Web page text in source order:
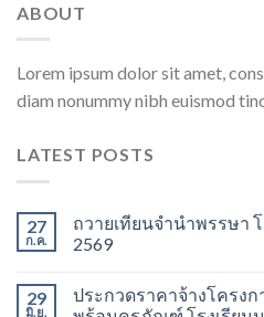
ABOUT
Lorem ipsum dolor sit amet,
diam nonummy nibh euismod
LATEST POSTS
27
ก.ค.
ถวายเทียนจำนำพรรษา
2569
29
มิ.ย.
ประกวดราคาจ้างโครง